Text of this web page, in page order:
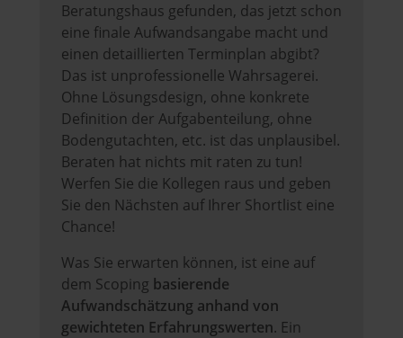
Beratungshaus gefunden, das jetzt schon
eine finale Aufwandsangabe macht und
einen detaillierten Terminplan abgibt?
Das ist unprofessionelle Wahrsagerei.
Ohne Lösungsdesign, ohne konkrete
Definition der Aufgabenteilung, ohne
Bodengutachten, etc. ist das unplausibel.
Beraten hat nichts mit raten zu tun!
Werfen Sie die Kollegen raus und geben
Sie den Nächsten auf Ihrer Shortlist eine
Chance!
Was Sie erwarten können, ist eine auf
dem Scoping basierende
Aufwandschätzung anhand von
gewichteten Erfahrungswerten. Ein